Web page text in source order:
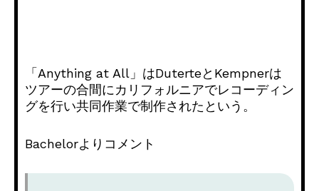
「Anything at All」はDuterteとKempnerは
ツアーの合間にカリフォルニアでレコーディン
グを行い共同作業で制作されたという。
Bachelorよりコメント